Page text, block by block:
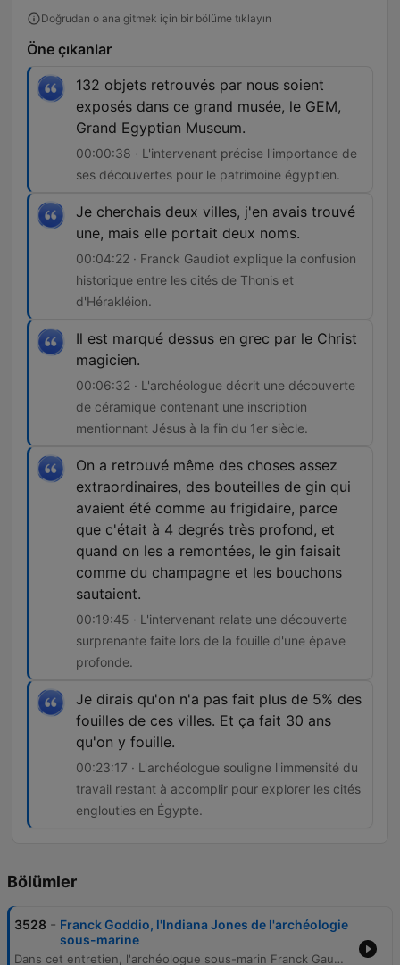
Doğrudan o ana gitmek için bir bölüme tıklayın
Öne çıkanlar
132 objets retrouvés par nous soient
exposés dans ce grand musée, le GEM,
Grand Egyptian Museum.
00:00:38 · L'intervenant précise l'importance de
ses découvertes pour le patrimoine égyptien.
Je cherchais deux villes, j'en avais trouvé
une, mais elle portait deux noms.
00:04:22 · Franck Gaudiot explique la confusion
historique entre les cités de Thonis et
d'Hérakléion.
Il est marqué dessus en grec par le Christ
magicien.
00:06:32 · L'archéologue décrit une découverte
de céramique contenant une inscription
mentionnant Jésus à la fin du 1er siècle.
On a retrouvé même des choses assez
extraordinaires, des bouteilles de gin qui
avaient été comme au frigidaire, parce
que c'était à 4 degrés très profond, et
quand on les a remontées, le gin faisait
comme du champagne et les bouchons
sautaient.
00:19:45 · L'intervenant relate une découverte
surprenante faite lors de la fouille d'une épave
profonde.
Je dirais qu'on n'a pas fait plus de 5% des
fouilles de ces villes. Et ça fait 30 ans
qu'on y fouille.
00:23:17 · L'archéologue souligne l'immensité du
travail restant à accomplir pour explorer les cités
englouties en Égypte.
Bölümler
3528 - Franck Goddio, l'Indiana Jones de l'archéologie
sous-marine
Dans cet entretien, l'archéologue sous-marin Franck Gaudiot présente ses découvertes de villes englouties en Égypte, notamment à la baie d'Aboukir, et explique les méthodes scientifiques utilisées pour localiser et extraire des vestiges antiques. Il détaille également les techniques de récupération d'objets, allant de l'usage de grues à celui de ballons, ainsi que ses explorations d'épaves aux Philippines.